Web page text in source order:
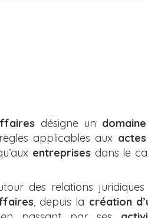
désigne un
applicables aux
entreprises dans le
des relations juridiques
, depuis la création